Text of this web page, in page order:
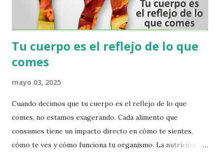
metabólicamente su organismo, y cuáles son las afecciones
más direc...
Tu cuerpo es el reflejo de lo que
comes
mayo 03, 2025
Cuando decimos que tu cuerpo es el reflejo de lo que
comes, no estamos exagerando. Cada alimento que
consumes tiene un impacto directo en cómo te sientes,
cómo te ves y cómo funciona tu organismo. La nutrición no